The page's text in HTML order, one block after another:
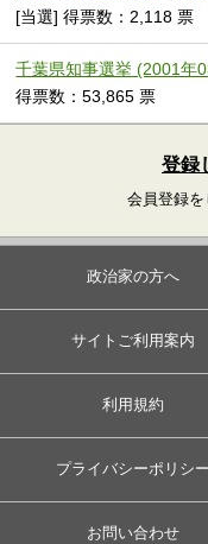
[当選] 得票数：2,118 票
千葉県知事選挙 (2001年
得票数：53,865 票
登録
会員登録を
政治家の方へ
サイトご利用案内
利用規約
プライバシーポリシー
お問い合わせ